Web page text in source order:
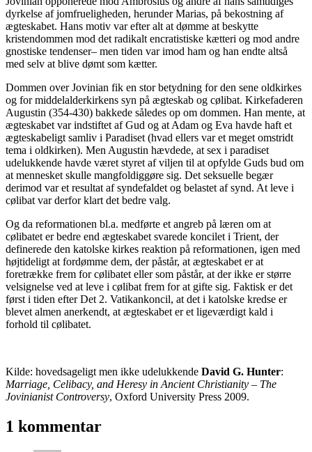
dyrkelse af jomfrueligheden, herunder Marias, på bekostning af
ægteskabet. Hans motiv var efter alt at dømme at beskytte
kristendommen mod det radikalt encratistiske kætteri og mod andre
gnostiske tendenser– men tiden var imod ham og han endte altså
med selv at blive dømt som kætter.
Dommen over Jovinian fik en stor betydning for den sene oldkirkes
og for middelalderkirkens syn på ægteskab og cølibat. Kirkefaderen
Augustin (354-430) bakkede således op om dommen. Han mente, at
ægteskabet var indstiftet af Gud og at Adam og Eva havde haft et
ægteskabeligt samliv i Paradiset (hvad ellers var et meget omstridt
tema i oldkirken). Men Augustin hævdede, at sex i paradiset
udelukkende havde været styret af viljen til at opfylde Guds bud om
at mennesket skulle mangfoldiggøre sig. Det seksuelle begær
derimod var et resultat af syndefaldet og belastet af synd. At leve i
cølibat var derfor klart det bedre valg.
Og da reformationen bl.a. medførte et angreb på læren om at
cølibatet er bedre end ægteskabet svarede koncilet i Trient, der
definerede den katolske kirkes reaktion på reformationen, igen med
højtideligt at fordømme dem, der påstår, at ægteskabet er at
foretrække frem for cølibatet eller som påstår, at der ikke er større
velsignelse ved at leve i cølibat frem for at gifte sig. Faktisk er det
først i tiden efter Det 2. Vatikankoncil, at det i katolske kredse er
blevet almen anerkendt, at ægteskabet er et ligeværdigt kald i
forhold til cølibatet.
Kilde: hovedsageligt men ikke udelukkende David G. Hunter:
Marriage, Celibacy, and Heresy in Ancient Christianity – The
Jovinianist Controversy, Oxford University Press 2009.
1 kommentar